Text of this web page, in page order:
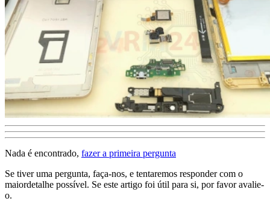
Nada é encontrado, fazer a primeira pergunta
Se tiver uma pergunta, faça-nos, e tentaremos responder com o
maiordetalhe possível. Se este artigo foi útil para si, por favor avalie-
o.